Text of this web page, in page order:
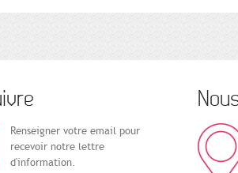
Renseigner votre email pour
recevoir notre lettre
d'information.